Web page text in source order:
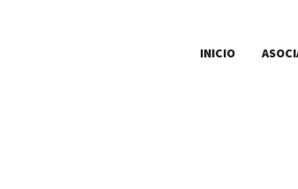
INICIO